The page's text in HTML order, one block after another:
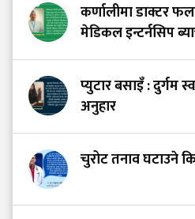
कर्णालीमा डाक्टर
मेडिकल इन्टर्नसिप
प्युटार बसाइँ : दुर्गम
अनुहार
चुरोट तनाव घटाउने